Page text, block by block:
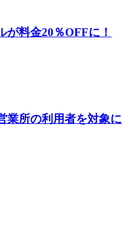
が料金20％OFFに！
業所の利用者を対象に